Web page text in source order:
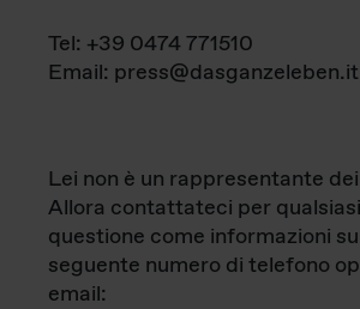
Tel: +39 0474 771510
Email: press@dasganzeleben.it
Lei non è un rappresentante
Allora contattateci per
questione come informazioni
seguente numero di telefono
email: